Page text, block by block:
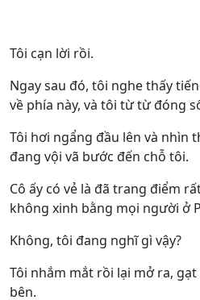
Tôi cạn lời rồi.
Ngay sau đó, tôi nghe thấy
về phía này, và tôi từ từ đóng
Tôi hơi ngẩng đầu lên và nhìn
đang vội vã bước đến chỗ tôi.
Cô ấy có vẻ là đã trang điểm
không xinh bằng mọi người ở
Không, tôi đang nghĩ gì vậy?
Tôi nhắm mắt rồi lại mở ra,
bên.